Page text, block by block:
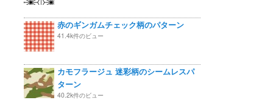
赤のギンガムチェック柄のパターン
41.4k件のビュー
カモフラージュ 迷彩柄のシームレスパ
ターン
40.2k件のビュー